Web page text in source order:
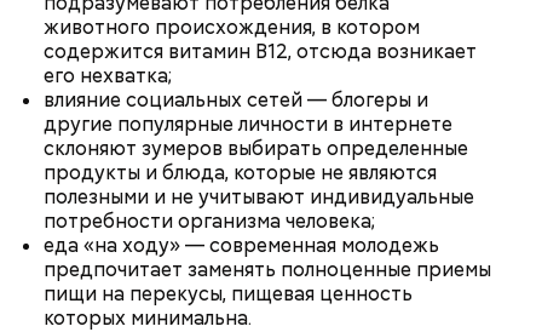
животного происхождения, в котором
содержится витамин B12, отсюда возникает
его нехватка;
влияние социальных сетей — блогеры и
другие популярные личности в интернете
склоняют зумеров выбирать определенные
продукты и блюда, которые не являются
полезными и не учитывают индивидуальные
потребности организма человека;
еда «на ходу» — современная молодежь
предпочитает заменять полноценные приемы
пищи на перекусы, пищевая ценность
которых минимальна.
кабачок;
брынза;
растительное масло;
помидоры черри либо грунтовые.
— Там может содержаться огромное количество
нитратов, которое вызовет головокружение,
гипоксию и ухудшение физического состояния, —
предостерегла Соломатина.